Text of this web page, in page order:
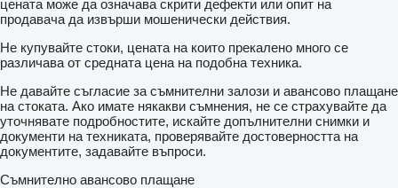
цената може да означава скрити дефекти или опит на
продавача да извърши мошенически действия.
Не купувайте стоки, цената на които прекалено много се
различава от средната цена на подобна техника.
Не давайте съгласие за съмнителни залози и авансово плащане
на стоката. Ако имате някакви съмнения, не се страхувайте да
уточнявате подробностите, искайте допълнителни снимки и
документи на техниката, проверявайте достоверността на
документите, задавайте въпроси.
Съмнително авансово плащане